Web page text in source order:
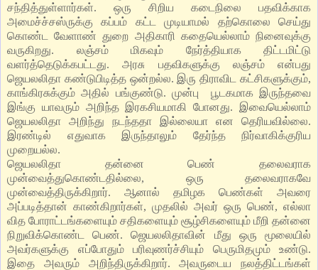
சந்தித்துள்ளார்கள். ஒரு சிறிய கடைநிலை பதவிக்காக
அமைச்ச்சஸ்ருக்கு கப்பம் கட்ட முடியாமல் தற்கொலை செய்து
கொண்ட வேளாண் துறை அதிகாரி கதையெல்லாம் நினைவுக்கு
வருகிறது. லஞ்சம் மிகவும் நேர்த்தியாக திட்டமிட்டு
வளர்த்தெடுக்கபட்டது. அரசு பதவிகளுக்கு லஞ்சம் என்பது
ஜெயலலிதா கண்டுபிடித்த ஒன்றல்ல. இரு திராவிட கட்சிகளுக்கும்,
காங்கிரசுக்கும் அதில் பங்குண்டு. முன்பு பூடகமாக இருந்தவை
இங்கு யாவரும் அறிந்த இரகசியமாகி போனது. இவையெல்லாம்
ஜெயலலிதா அறிந்து நடந்ததா இல்லையா என தெரியவில்லை.
இரண்டில் எதுவாக இருந்தாலும் தேர்ந்த நிர்வாகிக்குரிய
முறையல்ல.
ஜெயலலிதா தன்னை பெண் தலைவராக
முன்வைத்துகொண்டதில்லை, ஒரு தலைவராகவே
முன்வைத்திருக்கிறார். ஆனால் தமிழக பெண்கள் அவரை
அப்படித்தான் காண்கிறார்கள், முதலில் அவர் ஒரு பெண், எல்லா
வித போராட்டங்களையும் சதிகளையும் சூழ்சிகளையும் மீறி தன்னை
நிறுவிக்கொண்ட பெண். ஜெயலலிதாவின் மீது ஒரு மூலையில்
அவர்களுக்கு எப்போதும் பரிவுணர்ச்சியும் பெருமிதமும் உண்டு.
இதை அவரும் அறிந்திருக்கிறார். அவருடைய நலத்திட்டங்கள்